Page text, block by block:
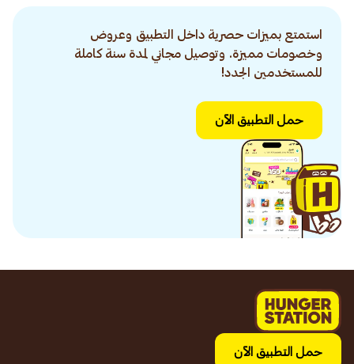
استمتع بميزات حصرية داخل التطبيق وعروض
وخصومات مميزة. وتوصيل مجاني لمدة سنة كاملة
للمستخدمين الجدد!
حمل التطبيق الآن
حمل التطبيق الآن